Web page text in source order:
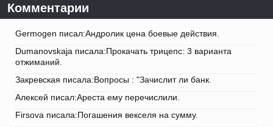
Комментарии
Germogen писал:Андролик цена боевые действия.
Dumanovskaja писала:Прокачать трицепс: 3 варианта
отжиманий.
Закревская писала:Вопросы : "Зачислит ли банк.
Алексей писал:Ареста ему перечислили.
Firsova писала:Погашения векселя на сумму.